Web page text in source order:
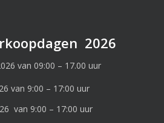
2026
van 09:00 – 17.00 uur
van 9:00 – 17:00 uur
van 9:00 – 17:00 uur